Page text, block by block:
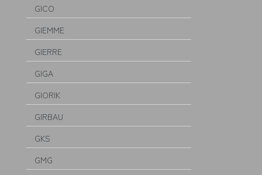
GICO
GIEMME
GIERRE
GIGA
GIORIK
GIRBAU
GKS
GMG